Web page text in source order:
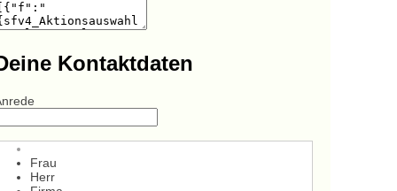
Kontaktdaten
Frau
Herr